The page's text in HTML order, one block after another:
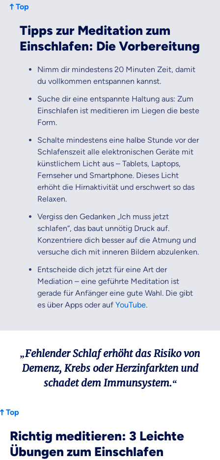
Top
Tipps zur Meditation zum
Einschlafen: Die Vorbereitung
Nimm dir mindestens 20 Minuten Zeit, damit
du vollkommen entspannen kannst.
Suche dir eine entspannte Haltung aus: Zum
Einschlafen ist meditieren im Liegen die beste
Form.
Schalte mindestens eine halbe Stunde vor der
Schlafenszeit alle elektronischen Geräte mit
künstlichem Licht aus – Tablets, Laptops,
Fernseher und Smartphone. Dieses Licht
erhöht die Hirnaktivität und erschwert so das
Relaxen.
Vergiss den Gedanken „Ich muss jetzt
schlafen“, das baut unnötig Druck auf.
Konzentriere dich besser auf die Atmung und
versuche dich mit inneren Bildern abzulenken.
Entscheide dich jetzt für eine Art der
Mediation – eine geführte Meditation ist
gerade für Anfänger eine gute Wahl. Die gibt
es über Apps oder auf YouTube.
„Fehlender Schlaf erhöht das Risiko von
Demenz, Krebs oder Herzinfarkten und
schadet dem Immunsystem.“
Top
Richtig meditieren: 3 Leichte
Übungen zum Einschlafen